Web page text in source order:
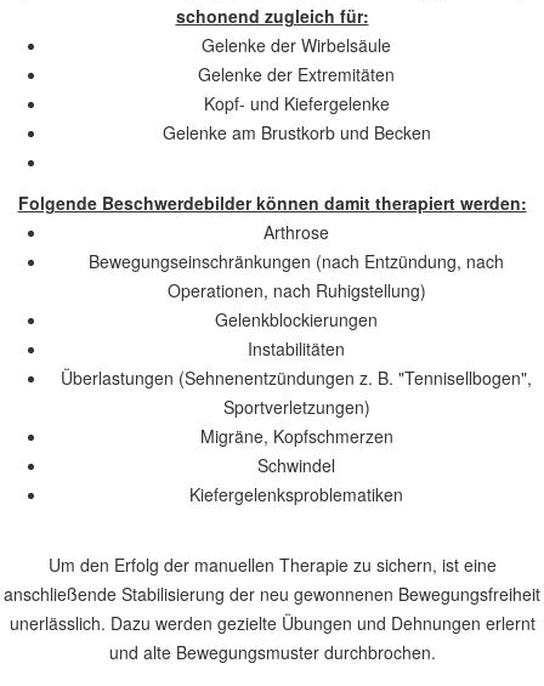
schonend zugleich für:
Gelenke der Wirbelsäule
Gelenke der Extremitäten
Kopf- und Kiefergelenke
Gelenke am Brustkorb und Becken
Folgende Beschwerdebilder können damit therapiert werden:
Arthrose
Bewegungseinschränkungen (nach Entzündung, nach
Operationen, nach Ruhigstellung)
Gelenkblockierungen
Instabilitäten
Überlastungen (Sehnenentzündungen z. B. "Tennisellbogen",
Sportverletzungen)
Migräne, Kopfschmerzen
Schwindel
Kiefergelenksproblematiken
Um den Erfolg der manuellen Therapie zu sichern, ist eine
anschließende Stabilisierung der neu gewonnenen Bewegungsfreiheit
unerlässlich. Dazu werden gezielte Übungen und Dehnungen erlernt
und alte Bewegungsmuster durchbrochen.